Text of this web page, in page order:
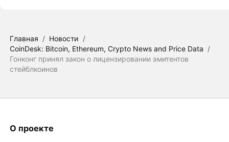
Главная / Новости /
CoinDesk: Bitcoin, Ethereum, Crypto News and Price Data /
Гонконг принял закон о лицензировании эмитентов
стейблкоинов
О проекте